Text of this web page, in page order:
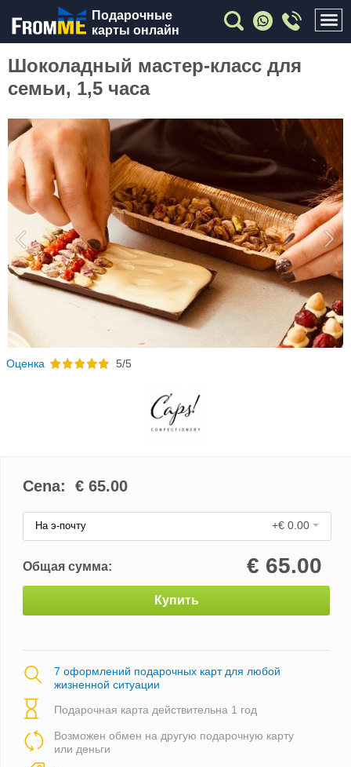
Подарочные
карты онлайн
Шоколадный мастер-класс для
семьи, 1,5 часа
Previous
Oценка 5/5
Cena: € 65.00
На э-почту +€ 0.00
Общая сумма: € 65.00
Купить
7 оформлений подарочных карт для любой
жизненной ситуации
Подарочная карта действительна 1 год
Возможен обмен на другую подарочную карту
или деньги